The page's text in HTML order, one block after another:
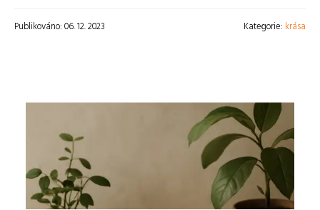
Publikováno: 06. 12. 2023 Kategorie: krása